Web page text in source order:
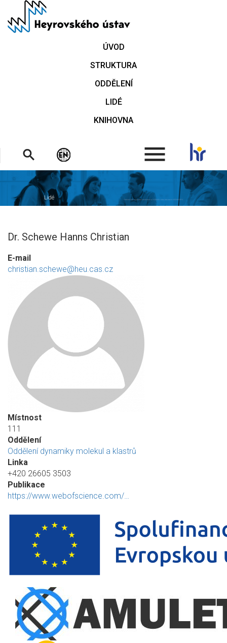
hlavnímu
ÚVOD
STRUKTURA
ODDĚLENÍ
LIDÉ
KNIHOVNA
.
Dr. Schewe Hanns Christian
E-mail
christian.schewe@heu.cas.cz
Místnost
111
Oddělení
Oddělení dynamiky molekul a klastrů
Linka
+420 26605 3503
Publikace
https://www.webofscience.com/…